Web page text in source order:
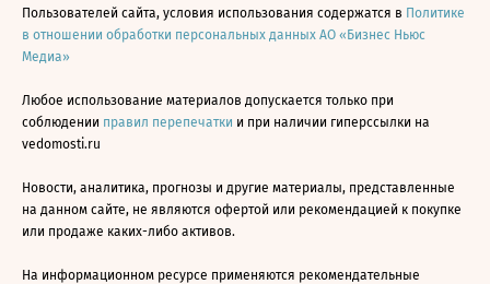
Пользователей сайта, условия использования содержатся в Политике
в отношении обработки персональных данных АО «Бизнес Ньюс
Медиа»
Любое использование материалов допускается только при
соблюдении правил перепечатки и при наличии гиперссылки на
vedomosti.ru
Новости, аналитика, прогнозы и другие материалы, представленные
на данном сайте, не являются офертой или рекомендацией к покупке
или продаже каких-либо активов.
На информационном ресурсе применяются рекомендательные